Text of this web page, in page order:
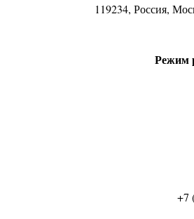
119234, Россия,
Режим
+7